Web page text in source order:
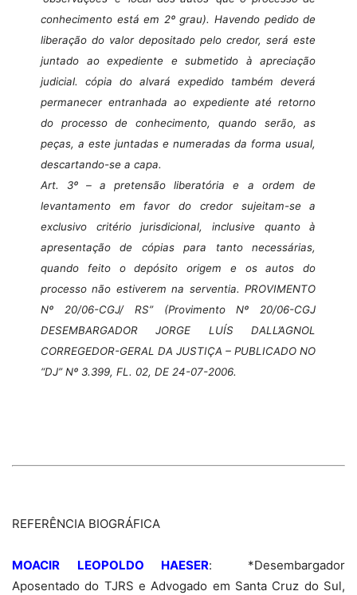
conhecimento está em 2º grau). Havendo pedido de
liberação do valor depositado pelo credor, será este
juntado ao expediente e submetido à apreciação
judicial. cópia do alvará expedido também deverá
permanecer entranhada ao expediente até retorno
do processo de conhecimento, quando serão, as
peças, a este juntadas e numeradas da forma usual,
descartando-se a capa.
Art. 3º
– a pretensão liberatória e a ordem de
levantamento em favor do credor sujeitam-se a
exclusivo critério jurisdicional, inclusive quanto à
apresentação de cópias para tanto necessárias,
quando feito o depósito origem e os autos do
processo não estiverem na serventia. PROVIMENTO
Nº 20/06-CGJ/ RS” (Provimento Nº 20/06-CGJ
DESEMBARGADOR JORGE LUÍS DALL’AGNOL
CORREGEDOR-GERAL DA JUSTIÇA – PUBLICADO NO
“DJ” Nº 3.399, FL. 02, DE 24-07-2006.
REFERÊNCIA BIOGRÁFICA
MOACIR LEOPOLDO HAESER:
*Desembargador
Aposentado do TJRS e Advogado em Santa Cruz do Sul,